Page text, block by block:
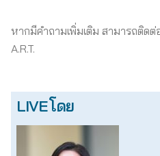
หากมีคำถามเพิ่มเติม สามารถติดต่
A.R.T.
LIVE โดย